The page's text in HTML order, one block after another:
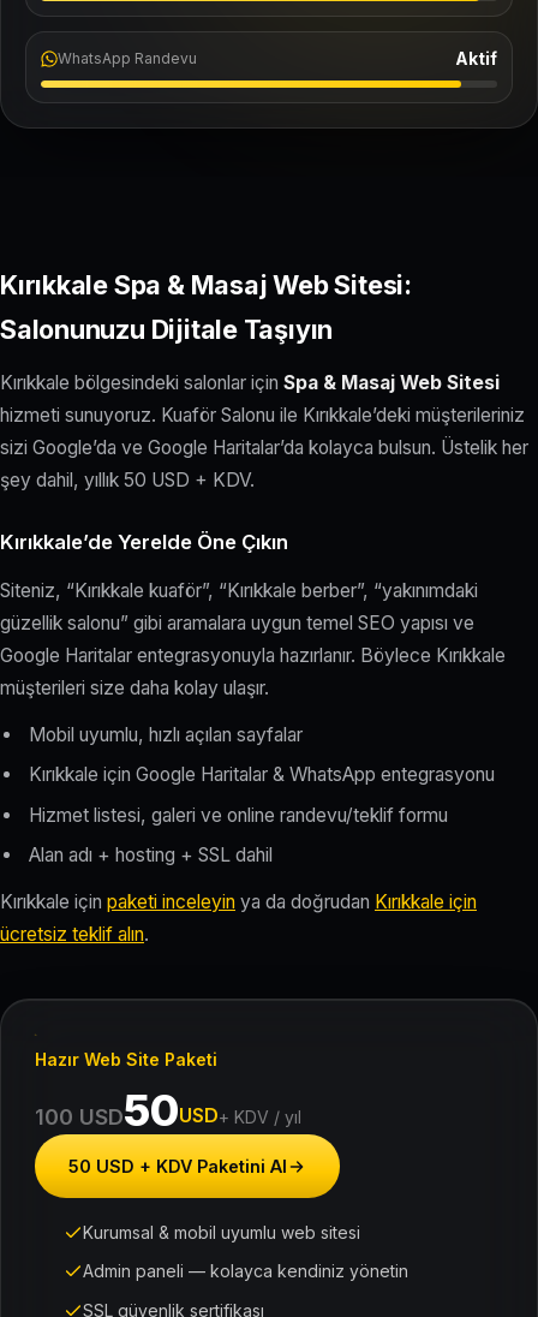
WhatsApp Randevu Aktif
Kırıkkale Spa & Masaj Web Sitesi:
Salonunuzu Dijitale Taşıyın
Kırıkkale bölgesindeki salonlar için Spa & Masaj Web Sitesi
hizmeti sunuyoruz. Kuaför Salonu ile Kırıkkale’deki müşterileriniz
sizi Google’da ve Google Haritalar’da kolayca bulsun. Üstelik her
şey dahil, yıllık 50 USD + KDV.
Kırıkkale’de Yerelde Öne Çıkın
Siteniz, “Kırıkkale kuaför”, “Kırıkkale berber”, “yakınımdaki
güzellik salonu” gibi aramalara uygun temel SEO yapısı ve
Google Haritalar entegrasyonuyla hazırlanır. Böylece Kırıkkale
müşterileri size daha kolay ulaşır.
Mobil uyumlu, hızlı açılan sayfalar
Kırıkkale için Google Haritalar & WhatsApp entegrasyonu
Hizmet listesi, galeri ve online randevu/teklif formu
Alan adı + hosting + SSL dahil
Kırıkkale için paketi inceleyin ya da doğrudan Kırıkkale için
ücretsiz teklif alın.
Hazır Web Site Paketi
100 USD50USD+ KDV / yıl
50 USD + KDV Paketini Al
Kurumsal & mobil uyumlu web sitesi
Admin paneli — kolayca kendiniz yönetin
SSL güvenlik sertifikası